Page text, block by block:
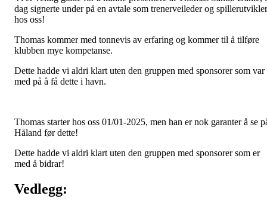
dag signerte under på en avtale som trenerveileder og spillerutvikler
hos oss!
Thomas kommer med tonnevis av erfaring og kommer til å tilføre
klubben mye kompetanse.
Dette hadde vi aldri klart uten den gruppen med sponsorer som var
med på å få dette i havn.
Thomas starter hos oss 01/01-2025, men han er nok garanter å se
Håland før dette!
Dette hadde vi aldri klart uten den gruppen med sponsorer som er
med å bidrar!
Vedlegg: